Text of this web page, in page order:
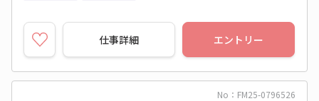
仕事詳細 エントリー
No：FM25-0796526